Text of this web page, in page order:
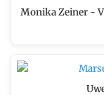
Monika Zeiner -